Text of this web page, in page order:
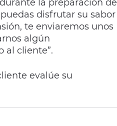
la preparación de
disfrutar su sabor
te enviaremos unos
algún
al cliente”.
evalúe su